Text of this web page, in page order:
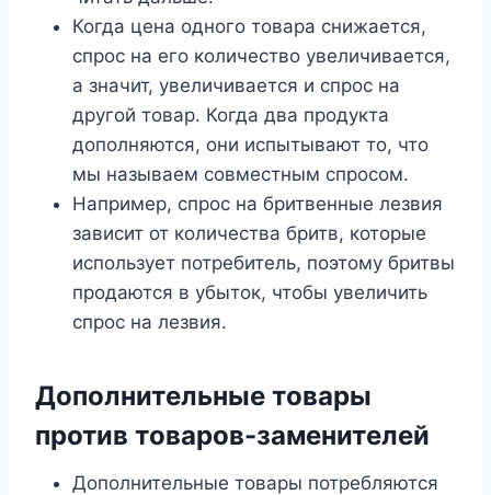
Когда цена одного товара снижается,
спрос на его количество увеличивается,
а значит, увеличивается и спрос на
другой товар. Когда два продукта
дополняются, они испытывают то, что
мы называем совместным спросом.
Например, спрос на бритвенные лезвия
зависит от количества бритв, которые
использует потребитель, поэтому бритвы
продаются в убыток, чтобы увеличить
спрос на лезвия.
Дополнительные товары
против товаров-заменителей
Дополнительные товары потребляются